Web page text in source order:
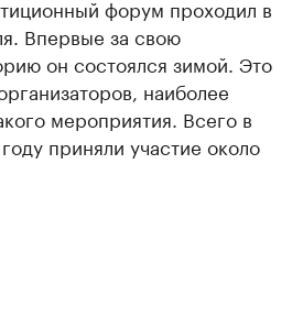
форум проходил в
Впервые за свою
он состоялся зимой. Это
наиболее
мероприятия. Всего в
приняли участие около